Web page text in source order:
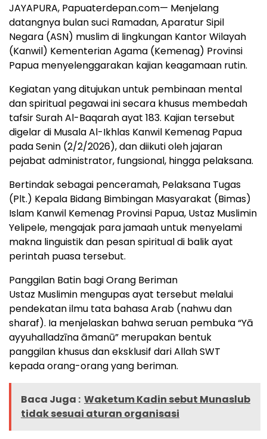
JAYAPURA, Papuaterdepan.com— Menjelang
datangnya bulan suci Ramadan, Aparatur Sipil
Negara (ASN) muslim di lingkungan Kantor Wilayah
(Kanwil) Kementerian Agama (Kemenag) Provinsi
Papua menyelenggarakan kajian keagamaan rutin.
Kegiatan yang ditujukan untuk pembinaan mental
dan spiritual pegawai ini secara khusus membedah
tafsir Surah Al-Baqarah ayat 183. Kajian tersebut
digelar di Musala Al-Ikhlas Kanwil Kemenag Papua
pada Senin (2/2/2026), dan diikuti oleh jajaran
pejabat administrator, fungsional, hingga pelaksana.
Bertindak sebagai penceramah, Pelaksana Tugas
(Plt.) Kepala Bidang Bimbingan Masyarakat (Bimas)
Islam Kanwil Kemenag Provinsi Papua, Ustaz Muslimin
Yelipele, mengajak para jamaah untuk menyelami
makna linguistik dan pesan spiritual di balik ayat
perintah puasa tersebut.
Panggilan Batin bagi Orang Beriman
Ustaz Muslimin mengupas ayat tersebut melalui
pendekatan ilmu tata bahasa Arab (nahwu dan
sharaf). Ia menjelaskan bahwa seruan pembuka “Yā
ayyuhalladzīna āmanū” merupakan bentuk
panggilan khusus dan eksklusif dari Allah SWT
kepada orang-orang yang beriman.
Baca Juga : Waketum Kadin sebut Munaslub
tidak sesuai aturan organisasi